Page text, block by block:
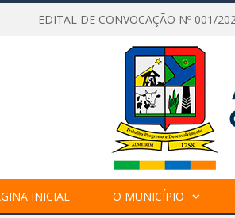
EDITAL DE CONVOCAÇÃO Nº 001/
INICIAL O MUNICÍPIO